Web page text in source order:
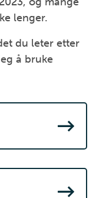
lenger.
du leter etter
å bruke